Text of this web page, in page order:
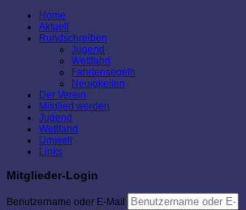
Home
Aktuell
Rundschreiben
Jugend
Wettfahrt
Fahrtensegeln
Neuigkeiten
Der Verein
Mitglied werden
Jugend
Wettfahrt
Umwelt
Links
Mitglieder-Login
Benutzername oder E-Mail